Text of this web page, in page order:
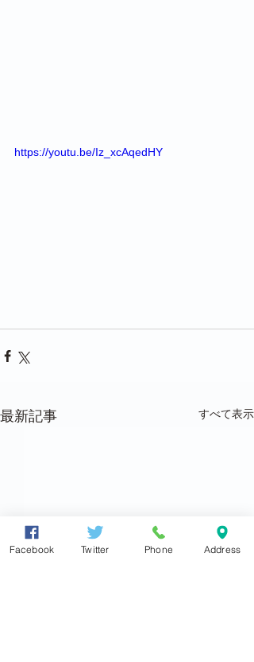
https://youtu.be/Iz_xcAqedHY
最新記事 すべて表示
Facebook Twitter Phone Address